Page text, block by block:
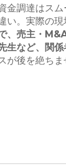
金調達はスム
い。実際の
、売主・
生など、関係
が後を絶ちま